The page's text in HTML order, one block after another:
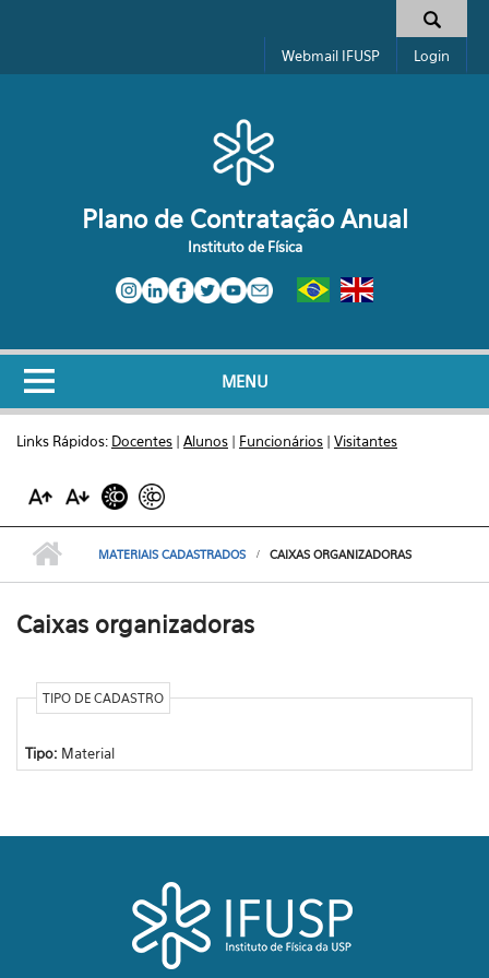
Formulário de busca
Webmail IFUSP Login
Plano de Contratação Anual
Instituto de Física
MENU
Links Rápidos: Docentes | Alunos | Funcionários | Visitantes
MATERIAIS CADASTRADOS CAIXAS ORGANIZADORAS
Caixas organizadoras
TIPO DE CADASTRO
Tipo: Material